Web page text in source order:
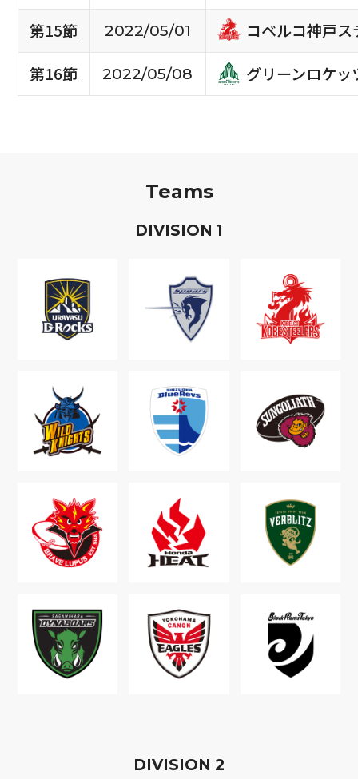
第15節
2022/05/01
コベルコ神戸
第16節
2022/05/08 グリーンロケッ
Teams
DIVISION 1
DIVISION 2